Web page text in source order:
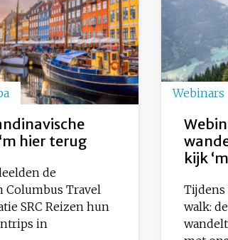
hier terug
de
Columbus Travel
SRC Reizen hun
in
Webinars
kijk
Tijdens
walk: